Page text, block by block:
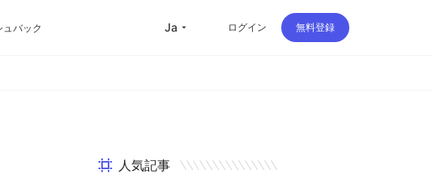
バック ja ログイン 無料登録
人気記事